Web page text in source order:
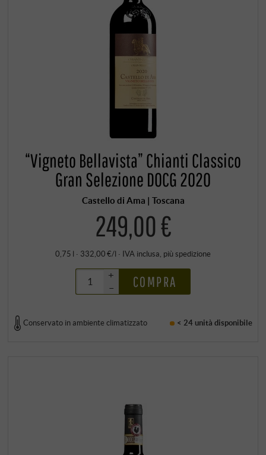
“Vigneto Bellavista” Chianti Classico
Gran Selezione DOCG 2020
Castello di Ama | Toscana
249,00 €
0,75 l · 332,00 €/l · IVA inclusa , più spedizione
+
–
COMPRA
Conservato in ambiente climatizzato < 24 unità disponibile